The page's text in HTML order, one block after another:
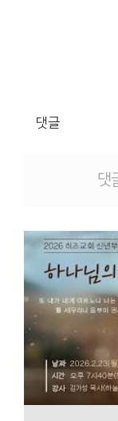
댓글
댓